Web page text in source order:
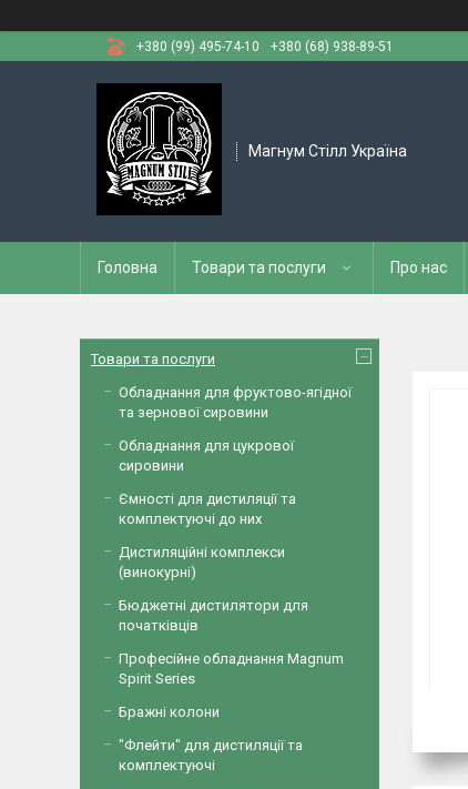
+380 (99) 495-74-10
+380 (68) 938-89-51
Магнум Стілл Україна
Головна Товари та послуги Про нас
Товари та послуги
Обладнання для фруктово-ягідної
та зернової сировини
Обладнання для цукрової
сировини
Ємності для дистиляції та
комплектуючі до них
Дистиляційні комплекси
(винокурні)
Бюджетні дистилятори для
початківців
Професійне обладнання Magnum
Spirit Series
Бражні колони
"Флейти" для дистиляції та
комплектуючі